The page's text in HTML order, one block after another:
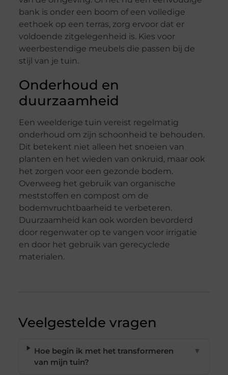
bank is onder een boom of een volledige
eethoek op een terras, zorg ervoor dat er
voldoende zitgelegenheid is. Kies voor
weerbestendige meubels die passen bij de
stijl van je tuin.
Onderhoud en
duurzaamheid
Een weelderige tuin vereist regelmatig
onderhoud om zijn schoonheid te behouden.
Dit betekent niet alleen het snoeien van
planten en het wieden van onkruid, maar ook
het zorgen voor een gezonde bodem.
Overweeg het gebruik van organische
meststoffen en compost om de
bodemvruchtbaarheid te verbeteren.
Duurzaamheid kan ook worden bevorderd
door regenwater op te vangen voor irrigatie
en door het gebruik van gerecyclede
materialen.
Veelgestelde vragen
Hoe begin ik met het transformeren
van mijn tuin?
▼